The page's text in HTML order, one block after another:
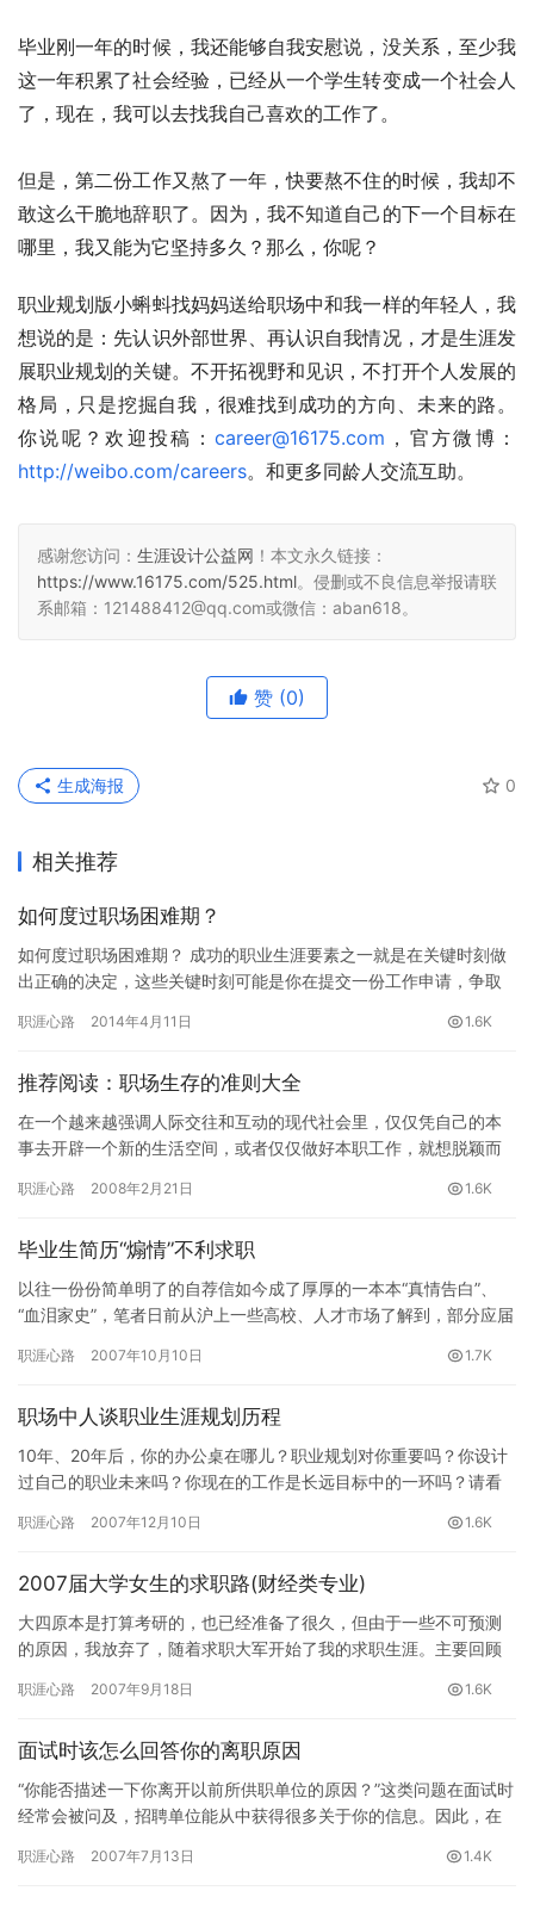
毕业刚一年的时候，我还能够自我安慰说，没关系，至少我
这一年积累了社会经验，已经从一个学生转变成一个社会人
了，现在，我可以去找我自己喜欢的工作了。
但是，第二份工作又熬了一年，快要熬不住的时候，我却不
敢这么干脆地辞职了。因为，我不知道自己的下一个目标在
哪里，我又能为它坚持多久？那么，你呢？
职业规划版小蝌蚪找妈妈送给职场中和我一样的年轻人，我
想说的是：先认识外部世界、再认识自我情况，才是生涯发
展职业规划的关键。不开拓视野和见识，不打开个人发展的
格局，只是挖掘自我，很难找到成功的方向、未来的路。
你说呢？欢迎投稿： career@16175.com ，官方微博：
http://weibo.com/careers。和更多同龄人交流互助。
感谢您访问： 生涯设计公益网 ！本文永久链接：
https://www.16175.com/525.html。侵删或不良信息举报请联
系邮箱：121488412@qq.com或微信：aban618。
赞 (0)
0
生成海报
相关推荐
如何度过职场困难期？
如何度过职场困难期？ 成功的职业生涯要素之一就是在关键时刻做
出正确的决定，这些关键时刻可能是你在提交一份工作申请，争取
们每…
职涯心路 2014年4月11日 1.6K
推荐阅读：职场生存的准则大全
在一个越来越强调人际交往和互动的现代社会里，仅仅凭自己的本
事去开辟一个新的生活空间，或者仅仅做好本职工作，就想脱颖而
实施自…
职涯心路 2008年2月21日 1.6K
毕业生简历“煽情”不利求职
以往一份份简单明了的自荐信如今成了厚厚的一本本“真情告白”、
“血泪家史”，笔者日前从沪上一些高校、人才市场了解到，部分应届
职涯心路 2007年10月10日 1.7K
职场中人谈职业生涯规划历程
10年、20年后，你的办公桌在哪儿？职业规划对你重要吗？你设计
过自己的职业未来吗？你现在的工作是长远目标中的一环吗？请看
紧…
职涯心路 2007年12月10日 1.6K
2007届大学女生的求职路(财经类专业)
大四原本是打算考研的，也已经准备了很久，但由于一些不可预测
的原因，我放弃了，随着求职大军开始了我的求职生涯。主要回顾
所。…
职涯心路 2007年9月18日 1.6K
面试时该怎么回答你的离职原因
“你能否描述一下你离开以前所供职单位的原因？”这类问题在面试时
经常会被问及，招聘单位能从中获得很多关于你的信息。因此，在
职涯心路 2007年7月13日 1.4K